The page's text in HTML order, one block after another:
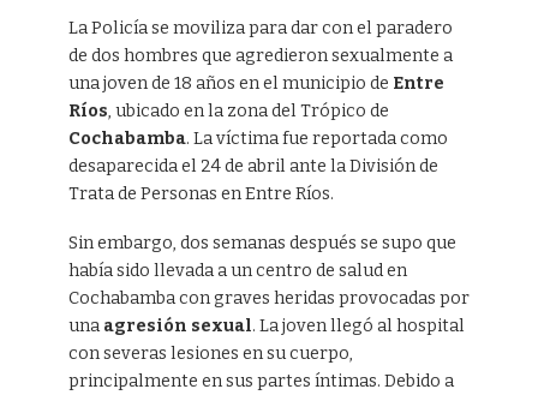
La Policía se moviliza para dar con el paradero
de dos hombres que agredieron sexualmente a
una joven de 18 años en el municipio de Entre
Ríos, ubicado en la zona del Trópico de
Cochabamba. La víctima fue reportada como
desaparecida el 24 de abril ante la División de
Trata de Personas en Entre Ríos.
Sin embargo, dos semanas después se supo que
había sido llevada a un centro de salud en
Cochabamba con graves heridas provocadas por
una agresión sexual. La joven llegó al hospital
con severas lesiones en su cuerpo,
principalmente en sus partes íntimas. Debido a